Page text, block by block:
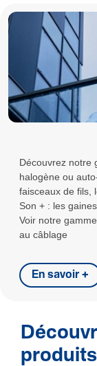
Découvrez notre
halogène ou
faisceaux de fils,
Son + : les
Voir notre
au câblage
En savoir +